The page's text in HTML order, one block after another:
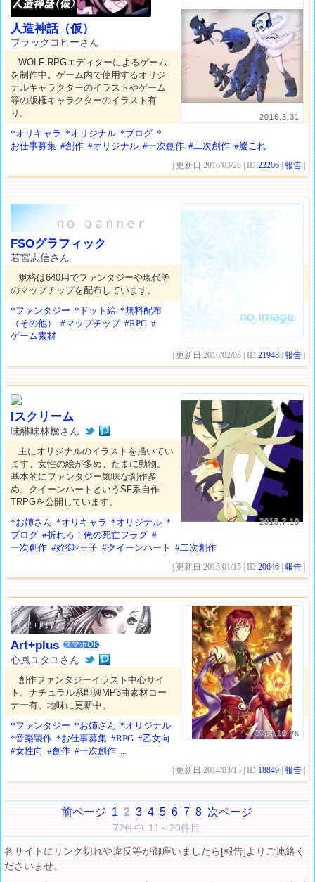
2016.3.31
人造神話（仮）
ブラックコヒーさん
WOLF RPGエディターによるゲーム
を制作中。ゲーム内で使用するオリジ
ナルキャラクターのイラストやゲーム
等の版権キャラクターのイラスト有
り。
*オリキャラ *オリジナル *ブログ *
お仕事募集 #創作 #オリジナル #一次創作 #二次創作 #艦これ
| 更新日:2016/03/26 | ID:22206 |報告
FSOグラフィック
若宮志信さん
規格は640用でファンタジーや現代等
のマップチップを配布しています。
*ファンタジー *ドット絵 *無料配布
（その他）
#マップチップ #RPG #
ゲーム素材
| 更新日:2016/02/08 | ID:21948 |報告
2015.7.10
Iスクリーム
味醂味林檎さん
主にオリジナルのイラストを描いてい
ます。女性の絵が多め。たまに動物。
基本的にファンタジー気味な創作多
め。クイーンハートというSF系自作
TRPGを公開しています。
*お姉さん *オリキャラ *オリジナル *
ブログ #折れろ！俺の死亡フラグ #
一次創作 #姪御×王子 #クイーンハート #二次創作
| 更新日:2015/01/15 | ID:20646 |報告
2013.10.26
Art+plus スマホOK
心風ユタユさん
創作ファンタジーイラスト中心サイ
ト。ナチュラル系即興MP3曲素材コー
ナー有。地味に更新中。
*ファンタジー *お姉さん *オリジナル
*音楽製作 *お仕事募集 #RPG #乙女向
#女性向 #創作 #一次創作 ...
| 更新日:2014/03/15 | ID:18849 |報告
前ページ 1 2 3 4 5 6 7 8 次ページ
72件中 11～20件目
各サイトにリンク切れや違反等が御座いましたら[報告]よりご連絡く
ださいませ。